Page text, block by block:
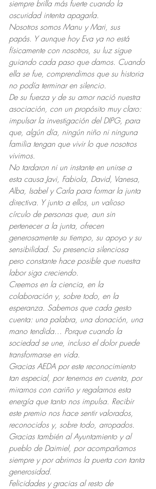
siempre brilla más fuerte cuando la
oscuridad intenta apagarla.
Nosotros somos Manu y Mari, sus
papás. Y aunque hoy Eva ya no está
físicamente con nosotros, su luz sigue
guiando cada paso que damos. Cuando
ella se fue, comprendimos que su historia
no podía terminar en silencio.
De su fuerza y de su amor nació nuestra
asociación, con un propósito muy claro:
impulsar la investigación del DIPG, para
que, algún día, ningún niño ni ninguna
familia tengan que vivir lo que nosotros
vivimos.
No tardaron ni un instante en unirse a
esta causa Javi, Fabiola, David, Vanesa,
Alba, Isabel y Carla para formar la junta
directiva. Y junto a ellos, un valioso
círculo de personas que, aun sin
pertenecer a la junta, ofrecen
generosamente su tiempo, su apoyo y su
sensibilidad. Su presencia silenciosa
pero constante hace posible que nuestra
labor siga creciendo.
Creemos en la ciencia, en la
colaboración y, sobre todo, en la
esperanza. Sabemos que cada gesto
cuenta: una palabra, una donación, una
mano tendida… Porque cuando la
sociedad se une, incluso el dolor puede
transformarse en vida.
Gracias AEDA por este reconocimiento
tan especial, por tenernos en cuenta, por
mirarnos con cariño y regalarnos esta
energía que tanto nos impulsa. Recibir
este premio nos hace sentir valorados,
reconocidos y, sobre todo, arropados.
Gracias también al Ayuntamiento y al
pueblo de Daimiel, por acompañarnos
siempre y por abrirnos la puerta con tanta
generosidad.
Felicidades y gracias al resto de